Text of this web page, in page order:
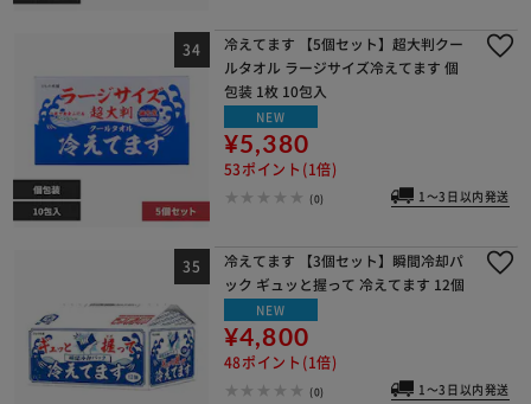
冷えてます 【5個セット】超大判クー
ルタオル ラージサイズ冷えてます 個
包装 1枚 10包入
NEW
¥5,380
53ポイント(1倍)
(0) 1～3日以内発送
冷えてます 【3個セット】瞬間冷却パ
ック ギュッと握って 冷えてます 12個
NEW
¥4,800
48ポイント(1倍)
(0) 1～3日以内発送